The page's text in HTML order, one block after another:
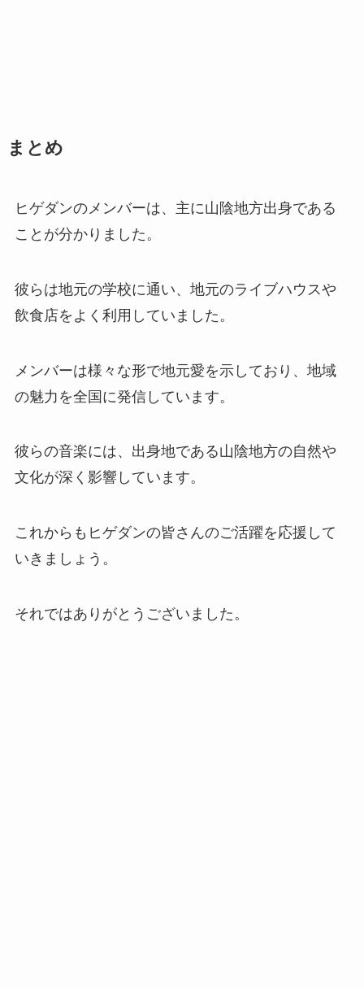
まとめ
ヒゲダンのメンバーは、主に山陰地方出身である
ことが分かりました。
彼らは地元の学校に通い、地元のライブハウスや
飲食店をよく利用していました。
メンバーは様々な形で地元愛を示しており、地域
の魅力を全国に発信しています。
彼らの音楽には、出身地である山陰地方の自然や
文化が深く影響しています。
これからもヒゲダンの皆さんのご活躍を応援して
いきましょう。
それではありがとうございました。